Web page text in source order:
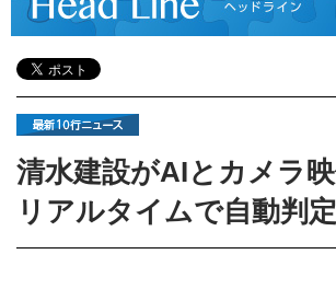
清水建設がAIとカメラ
リアルタイムで自動判定